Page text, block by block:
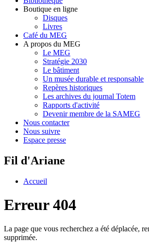
Boutique en ligne
Disques
Livres
Café du MEG
A propos du MEG
Le MEG
Stratégie 2030
Le bâtiment
Un musée durable et responsable
Repères historiques
Les archives du journal Totem
Rapports d'activité
Devenir membre de la SAMEG
Nous contacter
Nous suivre
Espace presse
Fil d'Ariane
Accueil
Erreur 404
La page que vous recherchez a été déplacée,
supprimée.